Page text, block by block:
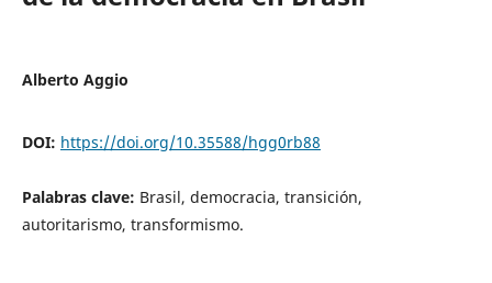
Alberto Aggio
DOI: https://doi.org/10.35588/hgg0rb88
Palabras clave: Brasil, democracia, transición,
autoritarismo, transformismo.